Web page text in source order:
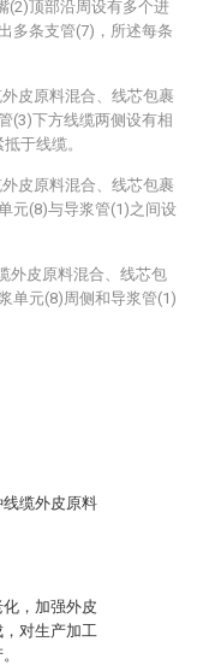
缆外皮原料
，加强外皮
对生产加工
(2)顶部沿周设有多个进
多条支管(7)，所述每条
皮原料混合、线芯包裹
(3)下方线缆两侧设有相
于线缆。
皮原料混合、线芯包裹
元(8)与导浆管(1)之间设
外皮原料混合、线芯包
单元(8)周侧和导浆管(1)